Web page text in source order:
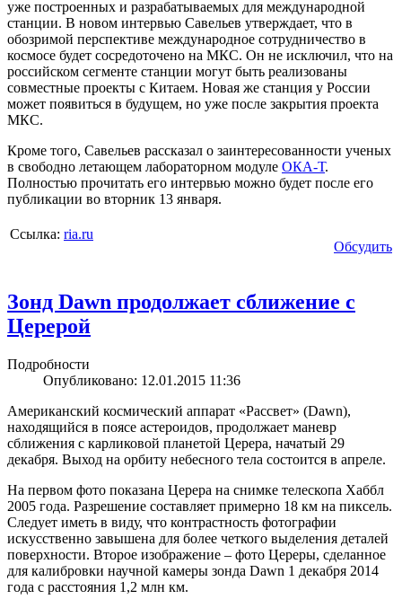
уже построенных и разрабатываемых для международной
станции. В новом интервью Савельев утверждает, что в
обозримой перспективе международное сотрудничество в
космосе будет сосредоточено на МКС. Он не исключил, что на
российском сегменте станции могут быть реализованы
совместные проекты с Китаем. Новая же станция у России
может появиться в будущем, но уже после закрытия проекта
МКС.
Кроме того, Савельев рассказал о заинтересованности ученых
в свободно летающем лабораторном модуле ОКА-Т.
Полностью прочитать его интервью можно будет после его
публикации во вторник 13 января.
Ссылка: ria.ru
Обсудить
Зонд Dawn продолжает сближение с
Церерой
Подробности
Опубликовано: 12.01.2015 11:36
Американский космический аппарат «Рассвет» (Dawn),
находящийся в поясе астероидов, продолжает маневр
сближения с карликовой планетой Церера, начатый 29
декабря. Выход на орбиту небесного тела состоится в апреле.
На первом фото показана Церера на снимке телескопа Хаббл
2005 года. Разрешение составляет примерно 18 км на пиксель.
Следует иметь в виду, что контрастность фотографии
искусственно завышена для более четкого выделения деталей
поверхности. Второе изображение – фото Цереры, сделанное
для калибровки научной камеры зонда Dawn 1 декабря 2014
года с расстояния 1,2 млн км.